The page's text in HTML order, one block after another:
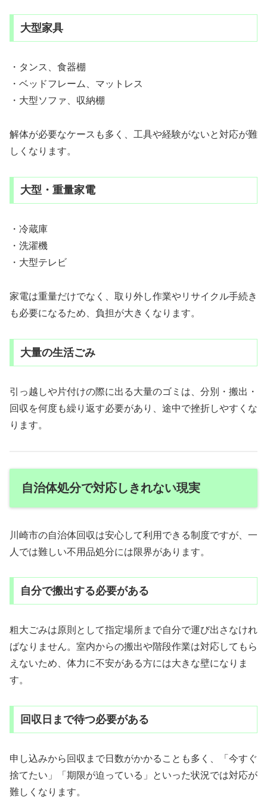
大型家具
・タンス、食器棚
・ベッドフレーム、マットレス
・大型ソファ、収納棚
解体が必要なケースも多く、工具や経験がないと対応が難
しくなります。
大型・重量家電
・冷蔵庫
・洗濯機
・大型テレビ
家電は重量だけでなく、取り外し作業やリサイクル手続き
も必要になるため、負担が大きくなります。
大量の生活ごみ
引っ越しや片付けの際に出る大量のゴミは、分別・搬出・
回収を何度も繰り返す必要があり、途中で挫折しやすくな
ります。
自治体処分で対応しきれない現実
川崎市の自治体回収は安心して利用できる制度ですが、一
人では難しい不用品処分には限界があります。
自分で搬出する必要がある
粗大ごみは原則として指定場所まで自分で運び出さなけれ
ばなりません。室内からの搬出や階段作業は対応してもら
えないため、体力に不安がある方には大きな壁になりま
す。
回収日まで待つ必要がある
申し込みから回収まで日数がかかることも多く、「今すぐ
捨てたい」「期限が迫っている」といった状況では対応が
難しくなります。